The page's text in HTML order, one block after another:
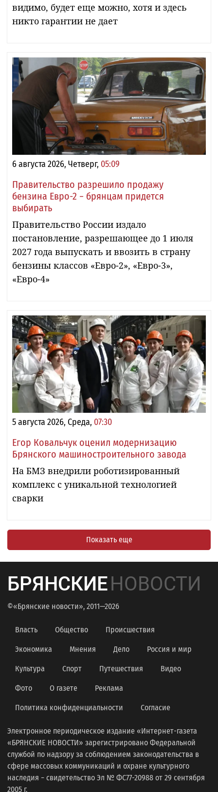
видимо, будет еще можно, хотя и здесь
никто гарантии не дает
6 августа 2026, Четверг, 05:09
Правительство разрешило продажу
бензина Евро-2 − брянцам придется
выбирать
Правительство России издало
постановление, разрешающее до 1 июля
2027 года выпускать и ввозить в страну
бензины классов «Евро-2», «Евро-3»,
«Евро-4»
5 августа 2026, Среда, 07:30
Егор Ковальчук оценил модернизацию
Брянского машиностроительного завода
На БМЗ внедрили роботизированный
комплекс с уникальной технологией
сварки
Показать еще
БРЯНСКИЕНОВОСТИ
©«Брянские новости», 2011—2026
Власть Общество Происшествия
Экономика Мнения Дело Россия и мир
Культура Спорт Путешествия Видео
Фото О газете Реклама
Политика конфиденциальности Согласие
Электронное периодическое издание «Интернет-газета
«БРЯНСКИЕ НОВОСТИ» зарегистрировано Федеральной
службой по надзору за соблюдением законодательства в
сфере массовых коммуникаций и охране культурного
наследия − свидетельство Эл № ФС77-20988 от 29 сентября
2005 г.